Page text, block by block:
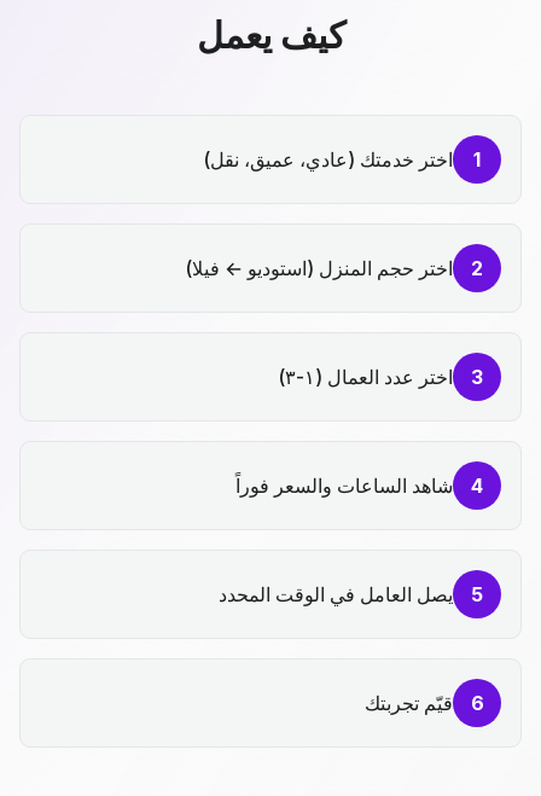
كيف يعمل
1 اختر خدمتك (عادي، عميق، نقل)
2 اختر حجم المنزل (استوديو ← فيلا)
3 اختر عدد العمال (١-٣)
4 شاهد الساعات والسعر فوراً
5 يصل العامل في الوقت المحدد
6 قيّم تجربتك